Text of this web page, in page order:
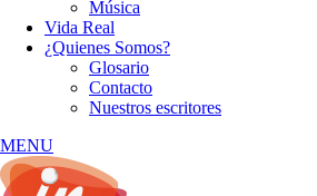
Música
Vida Real
¿Quienes Somos?
Glosario
Contacto
Nuestros escritores
MENU